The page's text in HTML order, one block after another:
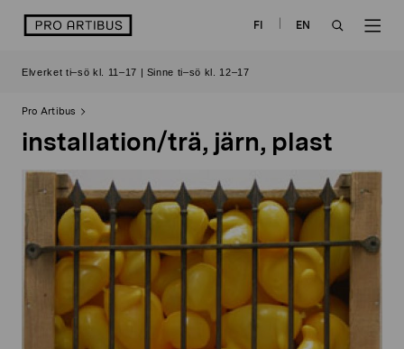
logo FI
EN
Elverket ti–sö kl. 11–17 | Sinne ti–sö kl. 12–17
Pro Artibus
installation/trä, järn, plast